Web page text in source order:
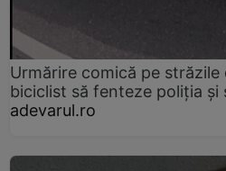
Urmărire comică pe străzile
biciclist să fenteze poliția și
adevarul.ro